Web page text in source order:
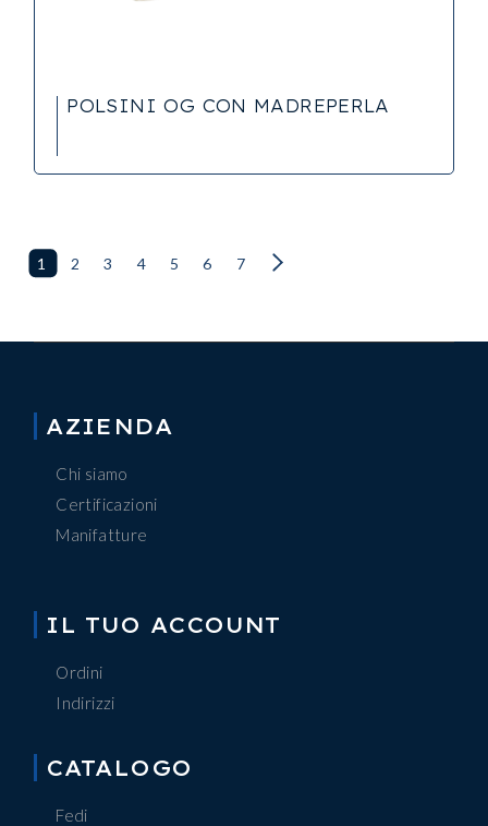
POLSINI OG CON MADREPERLA
1 2 3 4 5 6 7
AZIENDA
Chi siamo
Certificazioni
Manifatture
IL TUO ACCOUNT
Ordini
Indirizzi
CATALOGO
Fedi